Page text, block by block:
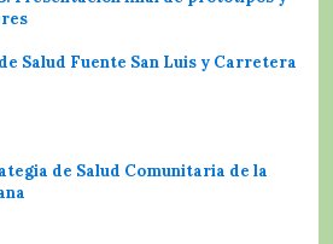
Salud Fuente San Luis y Carretera
de Salud Comunitaria de la